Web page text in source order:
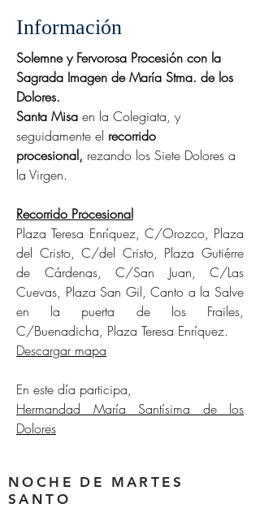
Información
Solemne y Fervorosa Procesión con la
Sagrada Imagen de María Stma. de los
Dolores.
Santa Misa en la Colegiata, y
seguidamente el recorrido
procesional, rezando los Siete Dolores a
la Virgen.
Recorrido Procesional
Plaza Teresa Enríquez, C/Orozco, Plaza
del Cristo, C/del Cristo, Plaza Gutiérre
de Cárdenas, C/San Juan, C/Las
Cuevas, Plaza San Gil, Canto a la Salve
en la puerta de los Frailes,
C/Buenadicha, Plaza Teresa Enríquez.
Descargar mapa
En este día participa,
Hermandad María Santísima de los
Dolores
NOCHE DE MARTES
SANTO